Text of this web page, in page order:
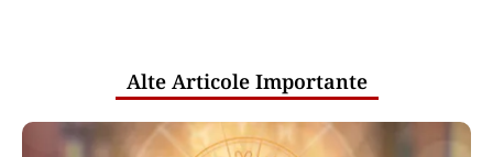
Alte Articole Importante